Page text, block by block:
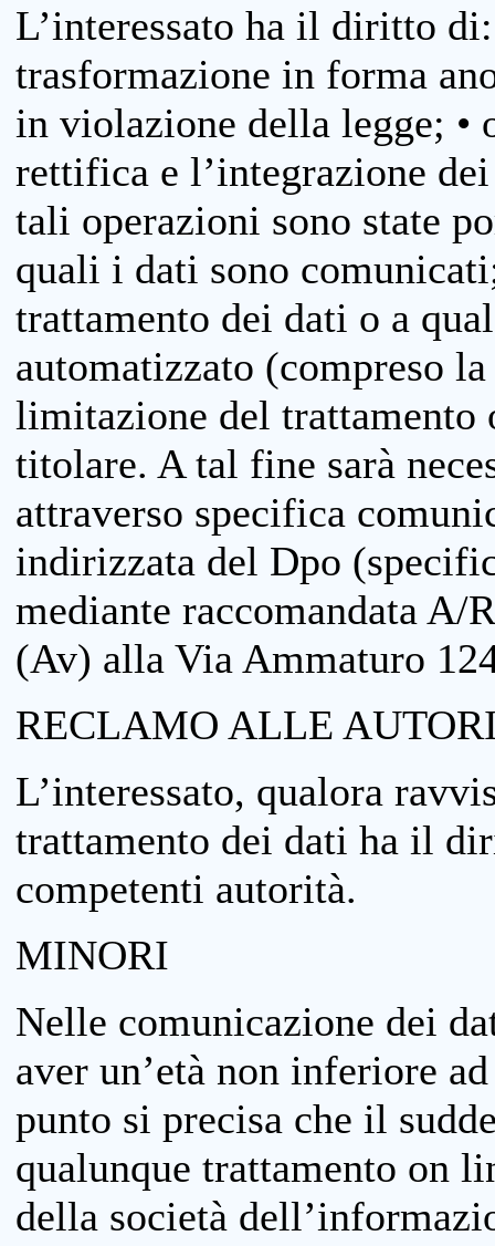
L’interessato ha il diritto
trasformazione in forma
in violazione della legge; •
rettifica e l’integrazione
tali operazioni sono state
quali i dati sono
trattamento dei dati o a
automatizzato (compreso
limitazione del trattamento
titolare. A tal fine sarà
attraverso specifica
indirizzata del Dpo
mediante raccomandata
(Av) alla Via Ammaturo
RECLAMO ALLE
L’interessato, qualora
trattamento dei dati ha il
competenti autorità.
MINORI
Nelle comunicazione dei
aver un’età non inferiore
punto si precisa che il
qualunque trattamento on
della società